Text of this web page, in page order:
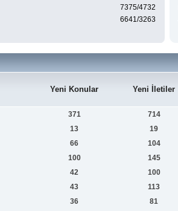
7375/4732
6641/3263
Yeni Konular Yeni İletiler
371 714
13 19
66 104
100 145
42 100
43 113
36 81